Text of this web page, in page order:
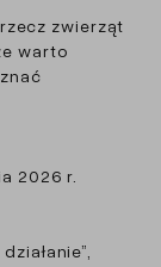
zwierząt
warto
2026 r.